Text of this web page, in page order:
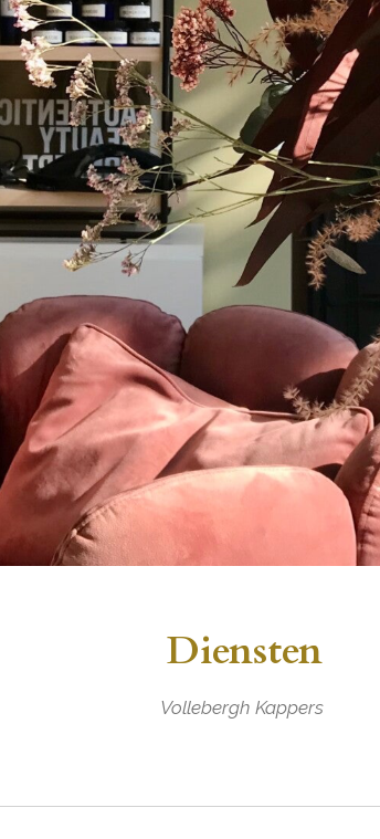
Diensten
Vollebergh Kappers